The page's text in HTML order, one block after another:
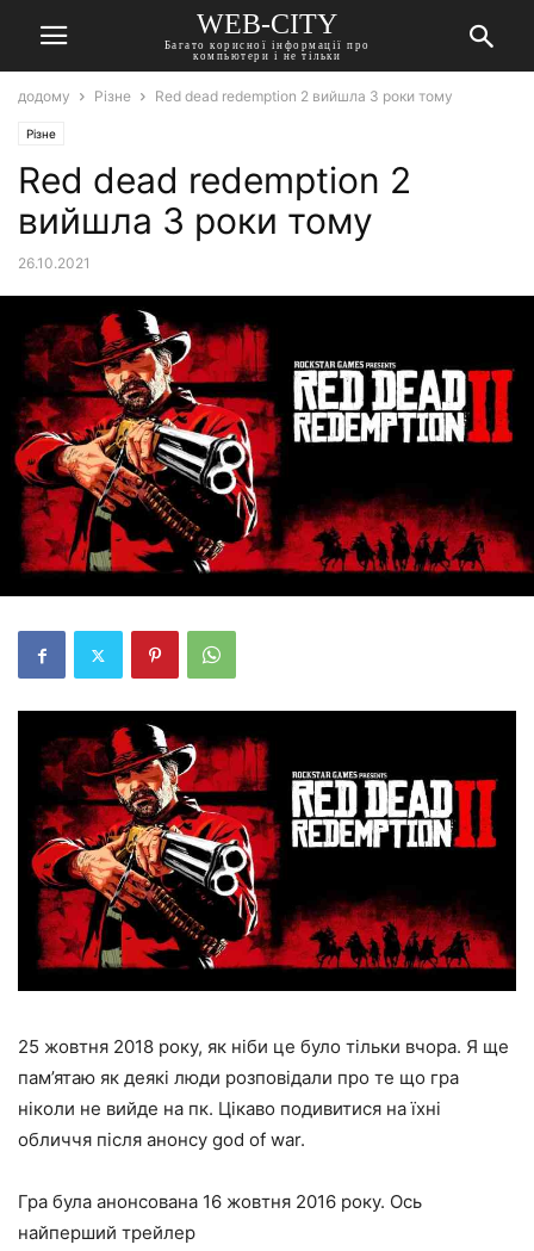
WEB-CITY
Багато корисної інформації про
компьютери і не тільки
додому Різне Red dead redemption 2 вийшла 3 роки тому
Різне
Red dead redemption 2
вийшла 3 роки тому
26.10.2021
25 жовтня 2018 року, як ніби це було тільки вчора. Я ще
пам’ятаю як деякі люди розповідали про те що гра
ніколи не вийде на пк. Цікаво подивитися на їхні
обличчя після анонсу god of war.
Гра була анонсована 16 жовтня 2016 року. Ось
найперший трейлер